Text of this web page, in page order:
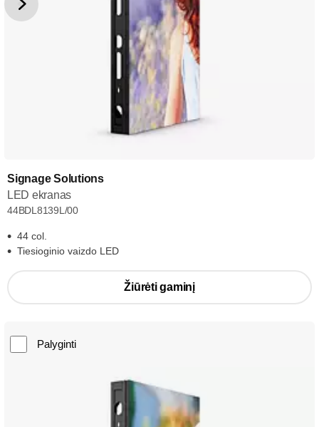
Signage Solutions
LED ekranas
44BDL8139L/00
44 col.
Tiesioginio vaizdo LED
Žiūrėti gaminį
Palyginti